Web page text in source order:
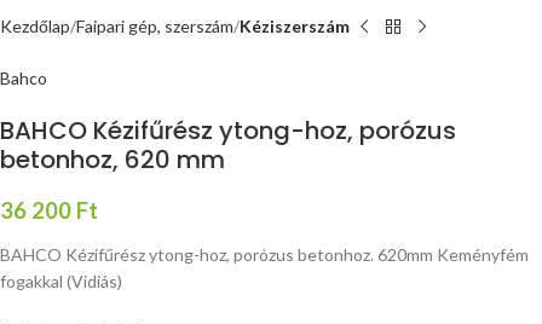
Kezdőlap Faipari gép, szerszám Kéziszerszám
Bahco
BAHCO Kézifűrész ytong-hoz, porózus
betonhoz, 620 mm
36 200 Ft
BAHCO Kézifűrész ytong-hoz, porózus betonhoz. 620mm Keményfém
fogakkal (Vidiás)